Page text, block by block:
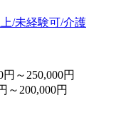
円～250,000円
～200,000円